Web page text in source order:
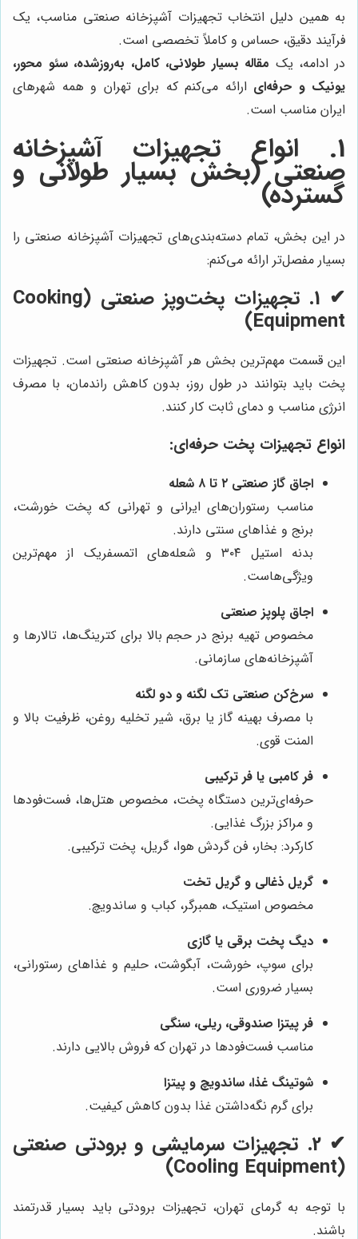
به همین دلیل انتخاب تجهیزات آشپزخانه صنعتی مناسب، یک
فرآیند دقیق، حساس و کاملاً تخصصی است.
در ادامه، یک مقاله بسیار طولانی، کامل، به‌روزشده، سئو محور،
یونیک و حرفه‌ای ارائه می‌کنم که برای تهران و همه شهرهای
ایران مناسب است.
1. انواع تجهیزات آشپزخانه
صنعتی (بخش بسیار طولانی و
گسترده)
در این بخش، تمام دسته‌بندی‌های تجهیزات آشپزخانه صنعتی را
بسیار مفصل‌تر ارائه می‌کنم:
✔ 1. تجهیزات پخت‌وپز صنعتی (Cooking
Equipment)
این قسمت مهم‌ترین بخش هر آشپزخانه صنعتی است. تجهیزات
پخت باید بتوانند در طول روز، بدون کاهش راندمان، با مصرف
انرژی مناسب و دمای ثابت کار کنند.
انواع تجهیزات پخت حرفه‌ای:
اجاق گاز صنعتی ۲ تا ۸ شعله
مناسب رستوران‌های ایرانی و تهرانی که پخت خورشت،
برنج و غذاهای سنتی دارند.
بدنه استیل ۳۰۴ و شعله‌های اتمسفریک از مهم‌ترین
ویژگی‌هاست.
اجاق پلوپز صنعتی
مخصوص تهیه برنج در حجم بالا برای کترینگ‌ها، تالارها و
آشپزخانه‌های سازمانی.
سرخ‌کن صنعتی تک لگنه و دو لگنه
با مصرف بهینه گاز یا برق، شیر تخلیه روغن، ظرفیت بالا و
المنت قوی.
فر کامبی یا فر ترکیبی
حرفه‌ای‌ترین دستگاه پخت، مخصوص هتل‌ها، فست‌فود‌ها
و مراکز بزرگ غذایی.
کارکرد: بخار، فن گردش هوا، گریل، پخت ترکیبی.
گریل ذغالی و گریل تخت
مخصوص استیک، همبرگر، کباب و ساندویچ.
دیگ پخت برقی یا گازی
برای سوپ، خورشت، آبگوشت، حلیم و غذاهای رستورانی،
بسیار ضروری است.
فر پیتزا صندوقی، ریلی، سنگی
مناسب فست‌فودها در تهران که فروش بالایی دارند.
شوتینگ غذا، ساندویچ و پیتزا
برای گرم نگه‌داشتن غذا بدون کاهش کیفیت.
✔ 2. تجهیزات سرمایشی و برودتی صنعتی
(Cooling Equipment)
با توجه به گرمای تهران، تجهیزات برودتی باید بسیار قدرتمند
باشند.